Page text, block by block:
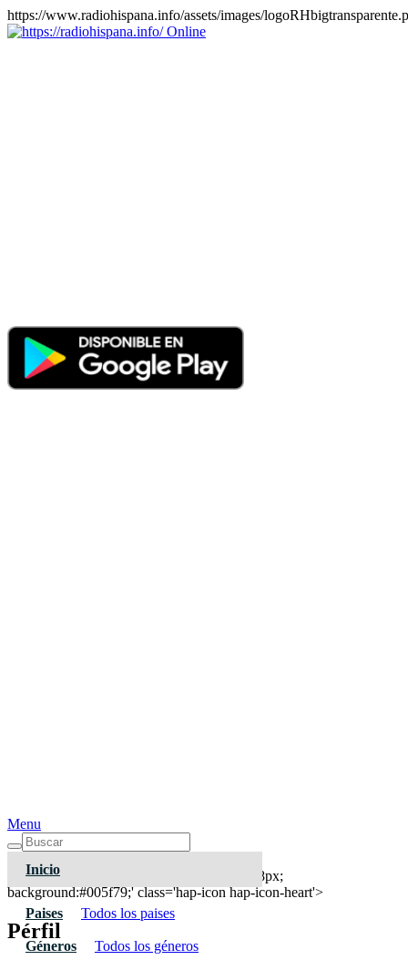
https://www.radiohispana.info/assets/images/
Online
Menu
Inicio
Paises Todos los paises
Géneros Todos los géneros
top:300px; left:100px; width:58px; height:28px;
background:#005f79;' class='hap-icon hap-icon-heart'>
Pérfil